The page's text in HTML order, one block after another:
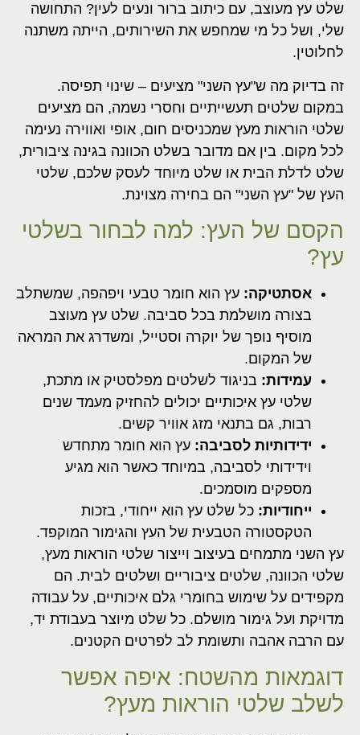
שלט עץ מעוצב, עם כיתוב ברור ונעים לעין? התחושה
שלי, ושל כל מי שמחפש את השירותים, הייתה משתנה
לחלוטין.
זה בדיוק מה ש"עץ השני" מציעים – שינוי תפיסה.
במקום שלטים תעשייתיים וחסרי נשמה, הם מציעים
שלטי הוראות מעץ שמכניסים חום, אופי ואווירה נעימה
לכל מקום. בין אם מדובר בשלט הכוונה בגינה ציבורית,
שלט לדלת הבית או שלט מיוחד לעסק שלכם, שלטי
העץ של "עץ השני" הם בחירה מצוינת.
הקסם של העץ: למה לבחור בשלטי
עץ?
אסתטיקה: עץ הוא חומר טבעי ויפהפה, שמשתלב
בצורה מושלמת בכל סביבה. שלט עץ מעוצב
מוסיף נופך של יוקרה וסטייל, ומשדרג את המראה
של המקום.
עמידות: בניגוד לשלטים מפלסטיק או מתכת,
שלטי עץ איכותיים יכולים להחזיק מעמד שנים
רבות, גם בתנאי מזג אוויר קשים.
ידידותיות לסביבה: עץ הוא חומר מתחדש
וידידותי לסביבה, במיוחד כאשר הוא מגיע
מספקים מוסמכים.
ייחודיות: כל שלט עץ הוא ייחודי, בזכות
הטקסטורה הטבעית של העץ והגימור המוקפד.
עץ השני מתמחים בעיצוב וייצור שלטי הוראות מעץ,
שלטי הכוונה, שלטים ציבוריים ושלטים לבית. הם
מקפידים על שימוש בחומרי גלם איכותיים, על עבודה
מדויקת ועל גימור מושלם. כל שלט מיוצר בעבודת יד,
עם הרבה אהבה ותשומת לב לפרטים הקטנים.
דוגמאות מהשטח: איפה אפשר
לשלב שלטי הוראות מעץ?